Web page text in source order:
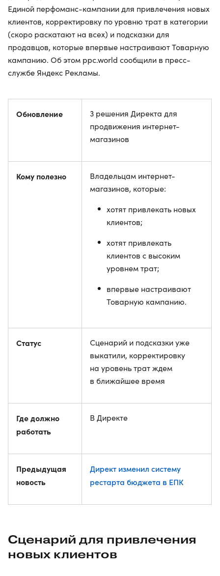
Единой перфоманс-кампании для привлечения новых
клиентов, корректировку по уровню трат в категории
(скоро раскатают на всех) и подсказки для
продавцов, которые впервые настраивают Товарную
кампанию. Об этом ppc.world сообщили в пресс-
службе Яндекс Рекламы.
Обновление
3 решения Директа для
продвижения интернет-
магазинов
Кому полезно
Владельцам интернет-
магазинов, которые:
хотят привлекать новых
клиентов;
хотят привлекать
клиентов с высоким
уровнем трат;
впервые настраивают
Товарную кампанию.
Статус
Сценарий и подсказки уже
выкатили, корректировку
на уровень трат ждем
в ближайшее время
Где должно
работать
В Директе
Предыдущая
новость
Директ изменил систему
рестарта бюджета в ЕПК
Сценарий для привлечения
новых клиентов